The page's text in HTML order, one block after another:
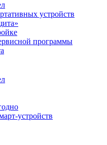
устройств
программы
устройств